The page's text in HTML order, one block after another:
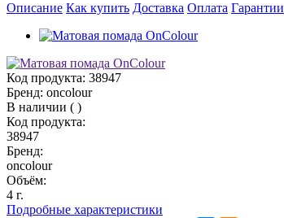
Описание Как купить Доставка Оплата Гарантии
Код продукта: 38947
Бренд: oncolour
В наличии ( )
Код продукта:
38947
Бренд:
oncolour
Объём:
4 г.
Подробные характеристики